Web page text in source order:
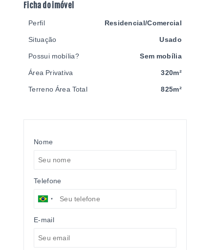
Ficha do imóvel
Perfil Residencial/Comercial
Situação Usado
Possui mobília? Sem mobília
Área Privativa 320m²
Terreno Área Total 825m²
Nome
Telefone
E-mail